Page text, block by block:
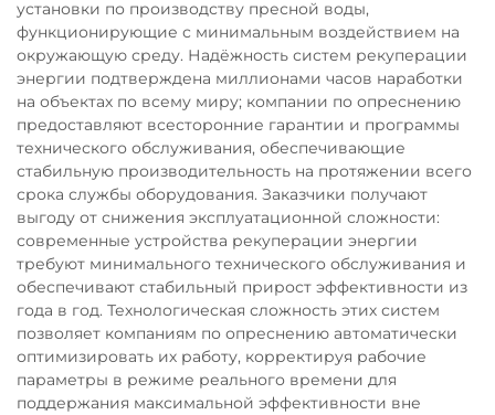
установки по производству пресной воды,
функционирующие с минимальным воздействием на
окружающую среду. Надёжность систем рекуперации
энергии подтверждена миллионами часов наработки
на объектах по всему миру; компании по опреснению
предоставляют всесторонние гарантии и программы
технического обслуживания, обеспечивающие
стабильную производительность на протяжении всего
срока службы оборудования. Заказчики получают
выгоду от снижения эксплуатационной сложности:
современные устройства рекуперации энергии
требуют минимального технического обслуживания и
обеспечивают стабильный прирост эффективности из
года в год. Технологическая сложность этих систем
позволяет компаниям по опреснению автоматически
оптимизировать их работу, корректируя рабочие
параметры в режиме реального времени для
поддержания максимальной эффективности вне